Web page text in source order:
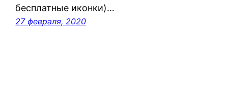
бесплатные иконки)…
27 февраля, 2020